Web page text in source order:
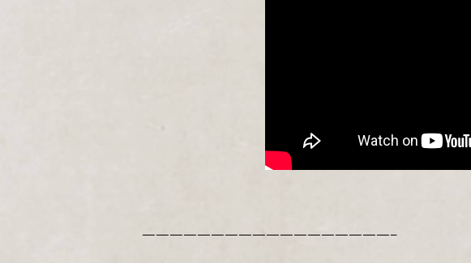
——————————————————–